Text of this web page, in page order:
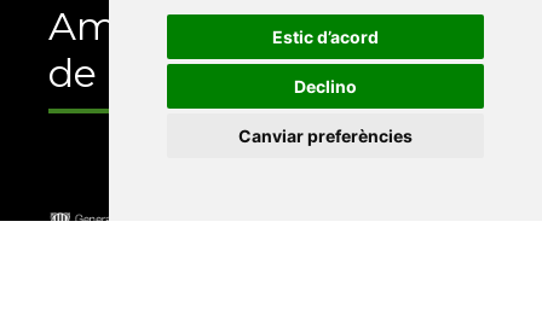
Estic d’acord
Declino
Canviar preferències
Amb el suport
de